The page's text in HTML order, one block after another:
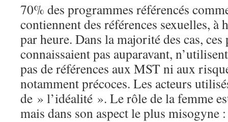
70% des programmes référencés
contiennent des références sexuelles, à
par heure. Dans la majorité des cas, ces
connaissaient pas auparavant,
pas de références aux MST ni aux
notamment précoces. Les acteurs
de » l’idéalité ». Le rôle de la femme
mais dans son aspect le plus misogyne